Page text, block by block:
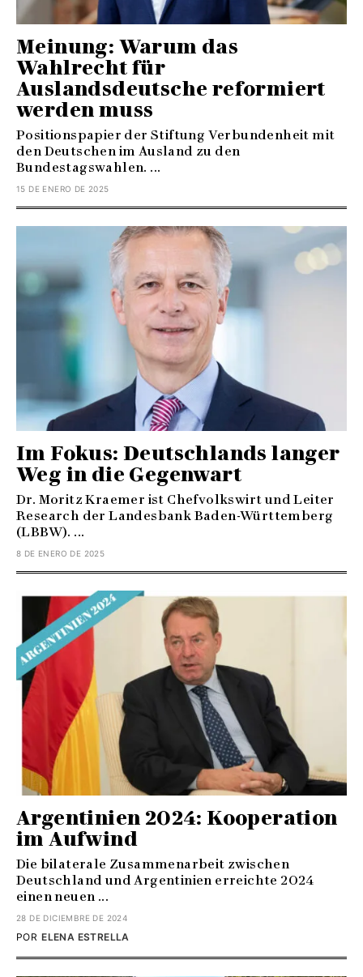
Meinung: Warum das
Wahlrecht für
Auslandsdeutsche reformiert
werden muss
Positionspapier der Stiftung Verbundenheit mit
den Deutschen im Ausland zu den
Bundestagswahlen. ...
15 DE ENERO DE 2025
Im Fokus: Deutschlands langer
Weg in die Gegenwart
Dr. Moritz Kraemer ist Chefvolkswirt und Leiter
Research der Landesbank Baden-Württemberg
(LBBW). ...
8 DE ENERO DE 2025
Argentinien 2024: Kooperation
im Aufwind
Die bilaterale Zusammenarbeit zwischen
Deutschland und Argentinien erreichte 2024
einen neuen ...
28 DE DICIEMBRE DE 2024
ELENA ESTRELLA
POR